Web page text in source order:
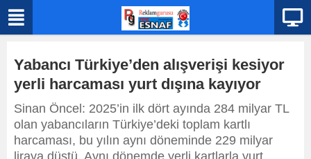
Yabancı Türkiye’den alışverişi kesiyor
yerli harcaması yurt dışına kayıyor
Sinan Öncel: 2025’in ilk dört ayında 284 milyar TL
olan yabancıların Türkiye’deki toplam kartlı
harcaması, bu yılın aynı döneminde 229 milyar
liraya düştü. Aynı dönemde yerli kartlarla yurt